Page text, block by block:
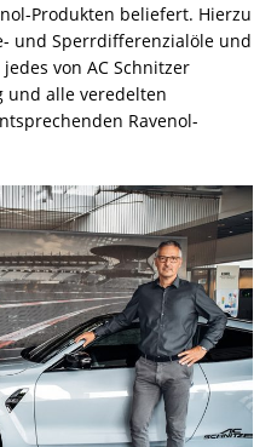
Produkten beliefert. Hierzu
und Sperrdifferenzialöle und
von AC Schnitzer
und alle veredelten
Ravenol-